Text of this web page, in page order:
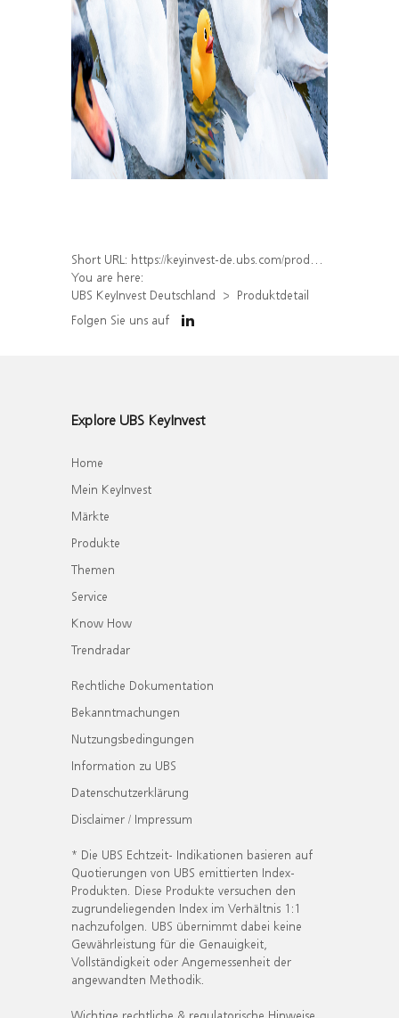
Short URL: https://keyinvest-de.ubs.com/produkt/detail/index/isin/DE000WA7QYX4
You are here:
UBS KeyInvest Deutschland
Produktdetail
Folgen Sie uns auf
Explore UBS KeyInvest
Home
Mein KeyInvest
Märkte
Produkte
Themen
Service
Know How
Trendradar
Rechtliche Dokumentation
Bekanntmachungen
Nutzungsbedingungen
Information zu UBS
Datenschutzerklärung
Disclaimer / Impressum
* Die UBS Echtzeit- Indikationen basieren auf
Quotierungen von UBS emittierten Index-
Produkten. Diese Produkte versuchen den
zugrundeliegenden Index im Verhältnis 1:1
nachzufolgen. UBS übernimmt dabei keine
Gewährleistung für die Genauigkeit,
Vollständigkeit oder Angemessenheit der
angewandten Methodik.